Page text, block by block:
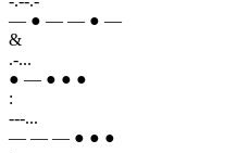
— ● — — ● —
&
.-...
● — ● ● ●
:
---...
— — — ● ● ●